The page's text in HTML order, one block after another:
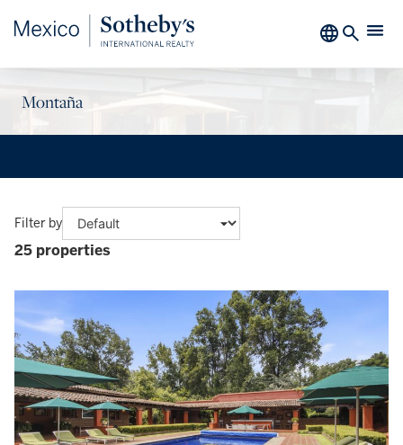
Montaña
Filter by
25 properties